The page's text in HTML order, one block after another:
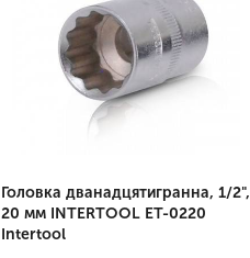
Головка дванадцятигранна, 1/2",
20 мм INTERTOOL ET-0220
Intertool